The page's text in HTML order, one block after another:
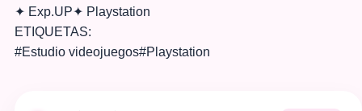
✦ Exp.UP✦ Playstation
ETIQUETAS:
#Estudio videojuegos#Playstation